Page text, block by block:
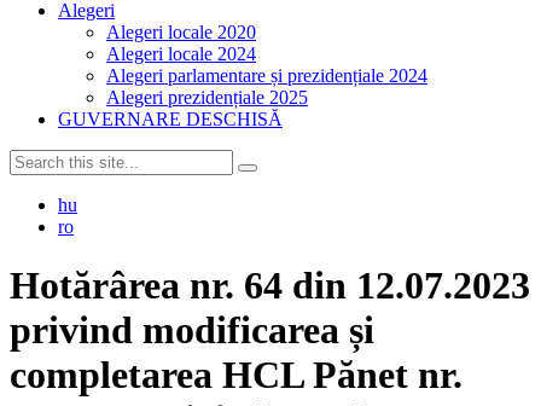
Alegeri
Alegeri locale 2020
Alegeri locale 2024
Alegeri parlamentare și prezidențiale 2024
Alegeri prezidențiale 2025
GUVERNARE DESCHISĂ
hu
ro
Hotărârea nr. 64 din 12.07.2023
privind modificarea și
completarea HCL Pănet nr.